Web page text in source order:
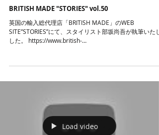
BRITISH MADE "STORIES" vol.50
英国の輸入総代理店「BRITISH MADE」のWEB
SITE”STORIES”にて、スタイリスト部坂尚吾が執筆いた
した。 https://www.british-
Load video